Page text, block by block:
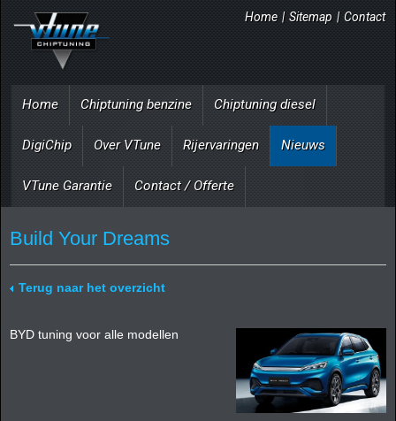
Home | Sitemap | Contact
Home Chiptuning benzine Chiptuning diesel
DigiChip Over VTune Rijervaringen Nieuws
VTune Garantie Contact / Offerte
Build Your Dreams
Terug naar het overzicht
BYD tuning voor alle modellen